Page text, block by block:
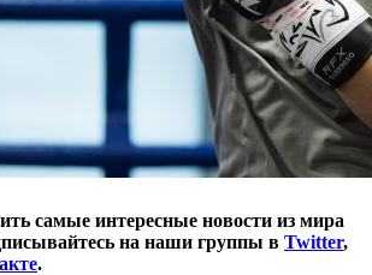
самые интересные новости из мира
на наши группы в Twitter,
.